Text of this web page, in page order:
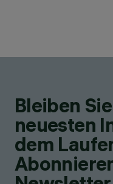
Bleiben
neuesten
dem